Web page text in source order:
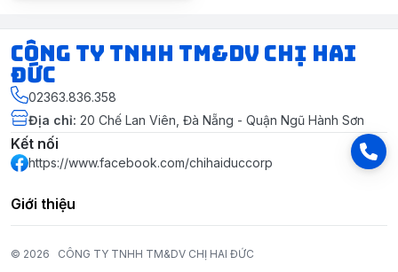
CÔNG TY TNHH TM&DV CHỊ HAI
ĐỨC
02363.836.358
Địa chỉ: 20 Chế Lan Viên, Đà Nẵng - Quận Ngũ Hành Sơn
Kết nối
https://www.facebook.com/chihaiduccorp
Giới thiệu
© 2026 CÔNG TY TNHH TM&DV CHỊ HAI ĐỨC